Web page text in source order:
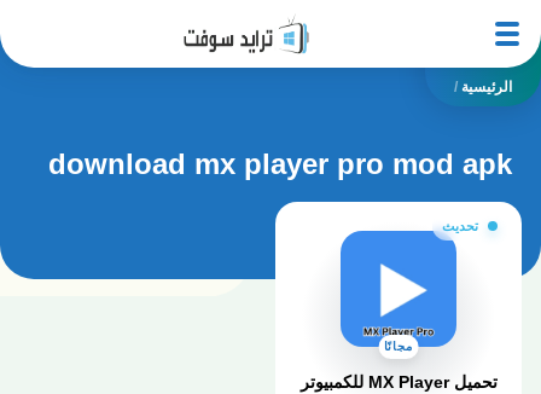
الرئيسية /
download mx player pro mod apk
تحديث
مجانًا
تحميل MX Player للكمبيوتر